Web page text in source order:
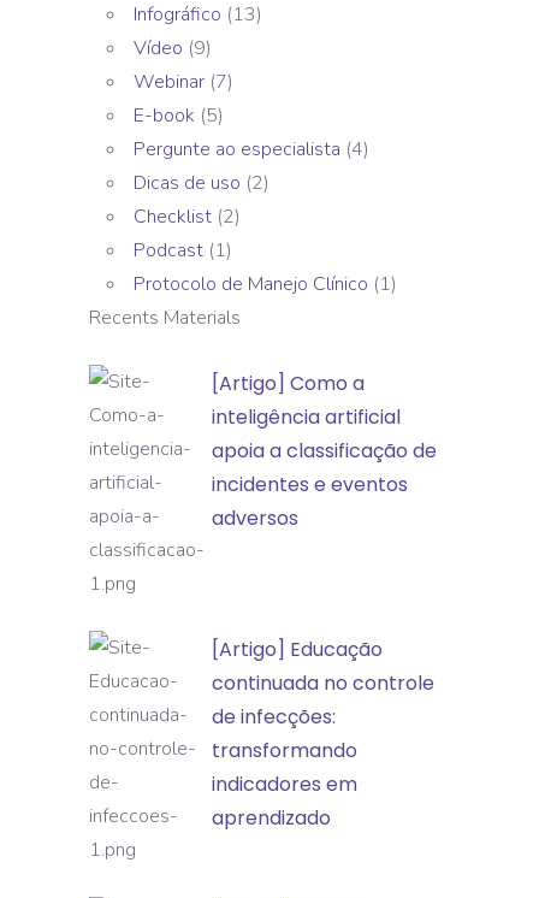
Infográfico (13)
Vídeo (9)
Webinar (7)
E-book (5)
Pergunte ao especialista (4)
Dicas de uso (2)
Checklist (2)
Podcast (1)
Protocolo de Manejo Clínico (1)
Recents Materials
[Artigo]
Como
a
inteligência
artificial
apoia
a
de
incidentes
e
eventos
adversos
[Artigo] Como a
inteligência artificial
apoia a classificação de
incidentes e eventos
adversos
[Artigo]
Educação
continuada
no
controle
de
infecções:
[Artigo] Educação
continuada no controle
de infecções:
transformando
indicadores em
aprendizado